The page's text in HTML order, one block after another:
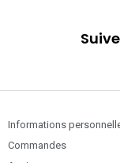
Informations
Commandes